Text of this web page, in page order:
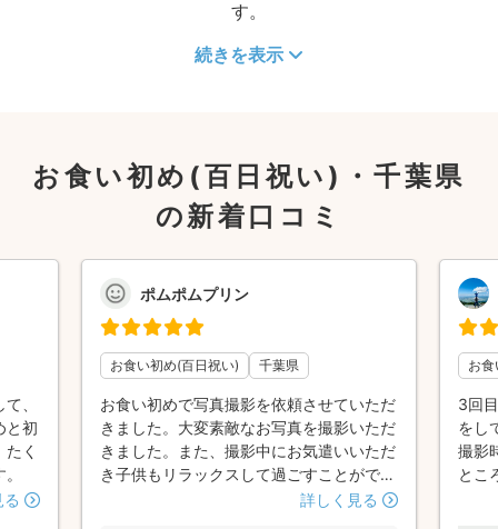
す。
続きを表示
お食い初め(百日祝い)・千葉県
の新着口コミ
、
と初
く
ポムポムプリン
お食い初め(百日祝い) 千葉県
お食い初めで写真撮影を依頼させていただ
きました。大変素敵なお写真を撮影いただ
きました。また、撮影中にお気遣いいただ
き子供もリラックスして過ごすことができ
ていました。 また、機会がありましたら
詳しく見る
お
3回
をし
撮影
とこ